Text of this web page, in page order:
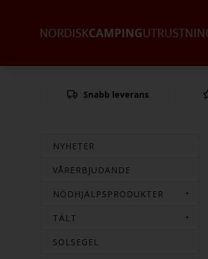
Snabb leverans
NYHETER
VÅRERBJUDANDE
NÖDHJÄLPSPRODUKTER
TÄLT
SOLSEGEL